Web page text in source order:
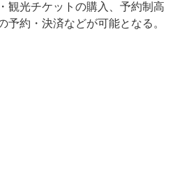
観光チケットの購入、予約制高
予約・決済などが可能となる。